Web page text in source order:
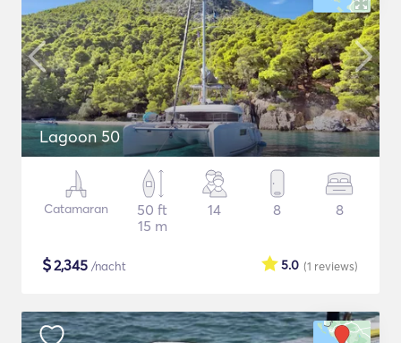
Lagoon 50
Catamaran
50 ft
15 m
14 8 8
$2,345 /nacht (1 reviews)
5.0